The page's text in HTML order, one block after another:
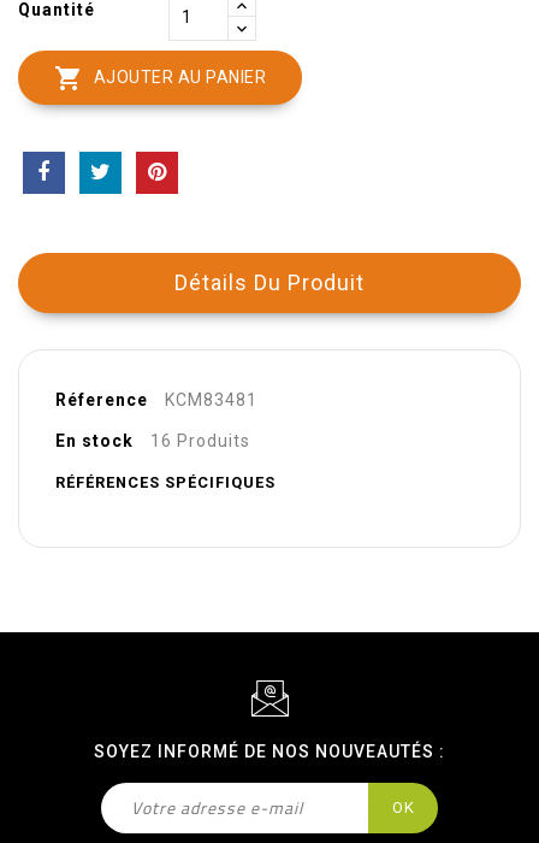
Quantité
 AJOUTER AU PANIER
Détails Du Produit
Réference KCM83481
En stock 16 Produits
RÉFÉRENCES SPÉCIFIQUES
SOYEZ INFORMÉ DE NOS NOUVEAUTÉS :